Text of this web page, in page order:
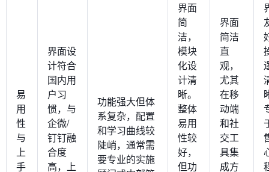
易
用
性
与
上
手
界面设
计符合
国内用
户习
惯，与
企微/
钉钉融
合度
高，上
功能强大但体
系复杂，配置
和学习曲线较
陡峭，通常需
要专业的实施
界面
简
洁，
模块
化设
计清
晰。
整体
易用
性较
好，
但功
界面
简洁
直
观，
尤其
在移
动端
和社
交工
具集
成方